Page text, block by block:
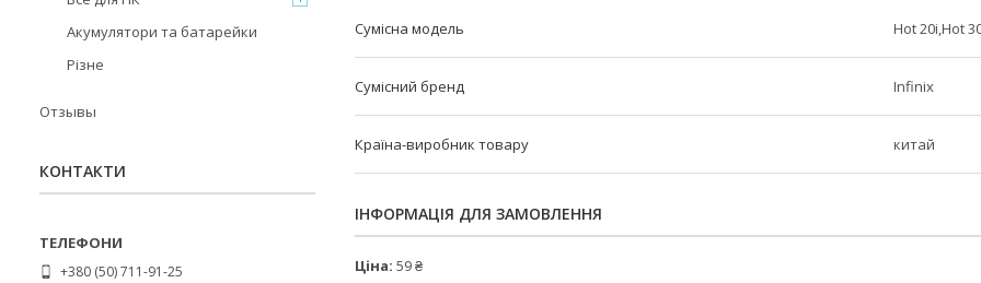
Сумісна модель Hot 20i,Hot
Сумісний бренд Infinix
Країна-виробник товару китай
ІНФОРМАЦІЯ ДЛЯ ЗАМОВЛЕННЯ
Ціна: 59 ₴
Акумулятори та батарейки
Різне
Отзывы
КОНТАКТИ
+380 (50) 711-91-25